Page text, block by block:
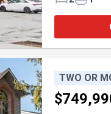
TWO OR